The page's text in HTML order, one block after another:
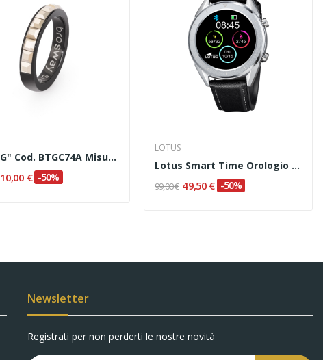
"TRING" Cod. BTGC74A Misura 12
10,00 € -50%
LOTUS
Lotus Smart Time Orologio Da Uomo Codice 50008/3
99,00 € 49,50 € -50%
Newsletter
Registrati per non perderti le nostre novità